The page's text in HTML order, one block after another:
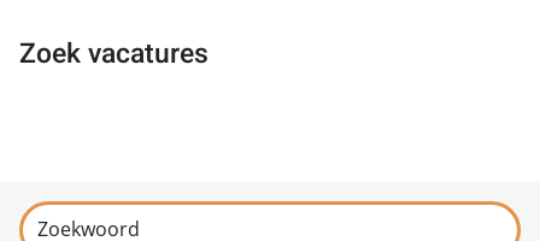
Zoek vacatures